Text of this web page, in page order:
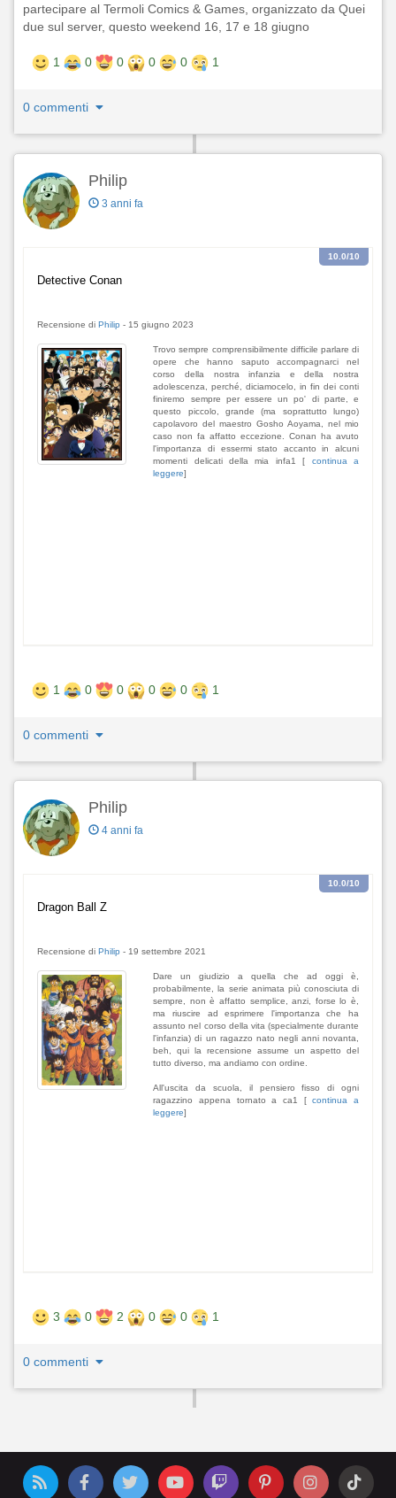
partecipare al Termoli Comics & Games, organizzato da Quei
due sul server, questo weekend 16, 17 e 18 giugno
1 0 0 0 0 1
0 commenti
Philip
3 anni fa
Detective Conan
10.0/10
Recensione di Philip - 15 giugno 2023
Trovo sempre comprensibilmente difficile parlare di
opere che hanno saputo accompagnarci nel
corso della nostra infanzia e della nostra
adolescenza, perché, diciamocelo, in fin dei conti
finiremo sempre per essere un po' di parte, e
questo piccolo, grande (ma soprattutto lungo)
capolavoro del maestro Gosho Aoyama, nel mio
caso non fa affatto eccezione. Conan ha avuto
l'importanza di essermi stato accanto in alcuni
momenti delicati della mia infa1 [ continua a
leggere]
1 0 0 0 0 1
0 commenti
Philip
4 anni fa
Dragon Ball Z
10.0/10
Recensione di Philip - 19 settembre 2021
Dare un giudizio a quella che ad oggi è,
probabilmente, la serie animata più conosciuta di
sempre, non è affatto semplice, anzi, forse lo è,
ma riuscire ad esprimere l'importanza che ha
assunto nel corso della vita (specialmente durante
l'infanzia) di un ragazzo nato negli anni novanta,
beh, qui la recensione assume un aspetto del
tutto diverso, ma andiamo con ordine.
All'uscita da scuola, il pensiero fisso di ogni
ragazzino appena tornato a ca1 [continua a
leggere]
3 0 2 0 0 1
0 commenti